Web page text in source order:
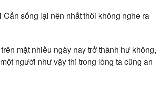
sống lại nên nhất thời không nghe ra
mặt nhiều ngày nay trở thành hư không,
người như vậy thì trong lòng ta cũng an